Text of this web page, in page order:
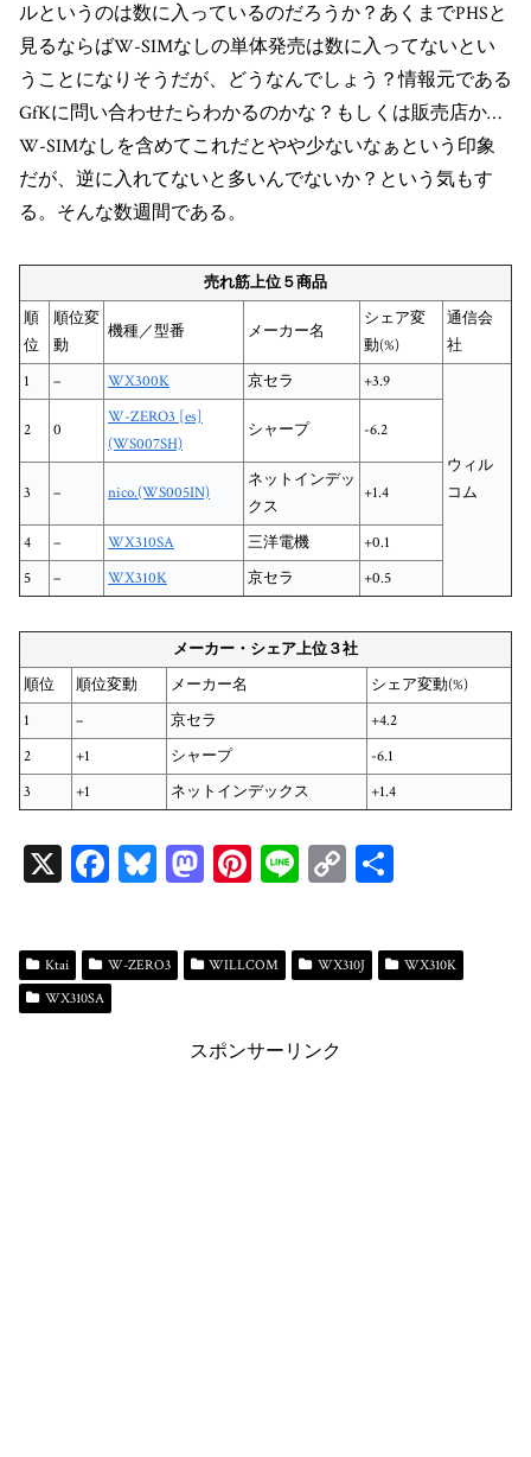
ルというのは数に入っているのだろうか？あくまでPHSと
見るならばW-SIMなしの単体発売は数に入ってないとい
うことになりそうだが、どうなんでしょう？情報元である
GfKに問い合わせたらわかるのかな？もしくは販売店か…
W-SIMなしを含めてこれだとやや少ないなぁという印象
だが、逆に入れてないと多いんでないか？という気もす
る。そんな数週間である。
売れ筋上位５商品
順
位
順位変
動
機種／型番 メーカー名
シェア変
動(%)
通信会
社
1
– WX300K 京セラ +3.9
ウィル
コム
2 0
W-ZERO3 [es]
(WS007SH)
シャープ -6.2
3 – nico.(WS005IN)
ネットインデッ
クス
+1.4
4 – WX310SA 三洋電機
+0.1
5
– WX310K 京セラ +0.5
メーカー・シェア上位３社
順位
順位変動 メーカー名
シェア変動(%)
1
– 京セラ
+4.2
2
+1 シャープ
-6.1
3
+1 ネットインデックス +1.4
X Fa
bo
ok
Bl
sk
y
M
to
do
Pi
er
es
Li C
y
Li
Ktai W-ZERO3 WILLCOM WX310J
WX310K
WX310SA
スポンサーリンク